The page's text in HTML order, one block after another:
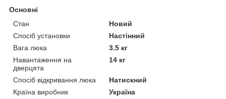
Основні
Стан
Новий
Спосіб установки
Настінний
Вага люка
3.5 кг
Навантаження на
дверцята
14 кг
Спосіб відкривання люка
Натискний
Країна виробник
Україна